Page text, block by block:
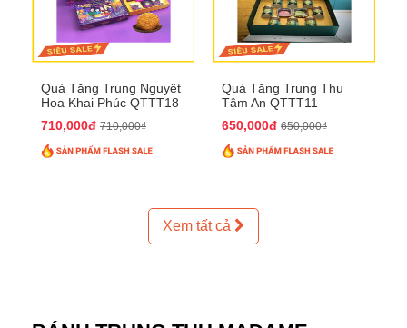
Quà Tặng Trung Nguyệt
Hoa Khai Phúc QTTT18
710,000đ 710,000₫
Quà Tặng Trung Thu
Tâm An QTTT11
650,000đ 650,000₫
Xem tất cả